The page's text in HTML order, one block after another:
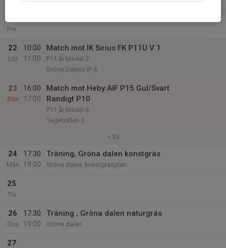
Fre
22
Lör
10:00
11:00
Match mot IK Sirius FK P11U V 1
P11 år Medel 7
Gröna Dalens IP 4
23
Sön
16:00
17:00
Match mot Heby AIF P15 Gul/Svart
Randigt P10
P11 år Medel 6
Tegelvallen 3
v.35
24
Mån
17:30
19:00
Träning, Gröna dalen konstgräs
Gröna dalen, konstgräsplan
25
Tis
26
Ons
17:30
19:00
Träning , Gröna dalen naturgräs
Gröna dalen
27